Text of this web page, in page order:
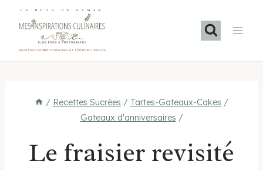
LE BLOG DE SAMAR
Recettes méditerranéennes et familiales maison
/ Recettes Sucrées / Tartes-Gateaux-Cakes /
Gateaux d'anniversaires /
Le fraisier revisité